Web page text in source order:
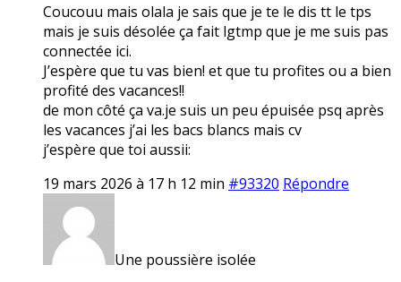
Coucouu mais olala je sais que je te le dis tt le tps
mais je suis désolée ça fait lgtmp que je me suis pas
connectée ici.
J’espère que tu vas bien! et que tu profites ou a bien
profité des vacances!!
de mon côté ça va.je suis un peu épuisée psq après
les vacances j’ai les bacs blancs mais cv
j’espère que toi aussii:
19 mars 2026 à 17 h 12 min #93320 Répondre
Une poussière isolée